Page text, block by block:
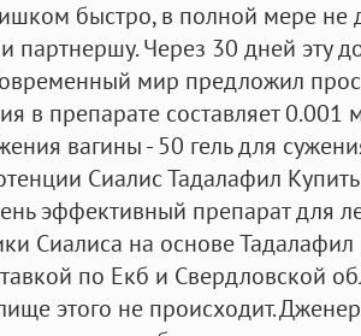
быстро, в полной мере не
партнершу. Через 30 дней эту
мир предложил
в препарате составляет 0.001
вагины - 50 гель для
Сиалис Тадалафил
эффективный препарат для
Сиалиса на основе
по Екб и Свердловской
этого не происходит.